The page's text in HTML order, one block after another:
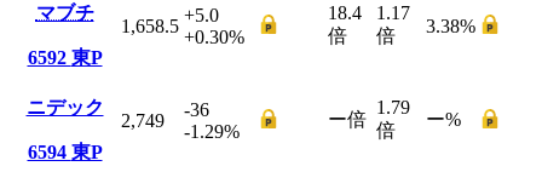
マブチ
6592 東P
1,658.5
+5.0
+0.30%
18.4
倍
1.17
倍
3.38%
ニデック
6594 東P
2,749
-36
-1.29%
ー倍
1.79
倍
ー%